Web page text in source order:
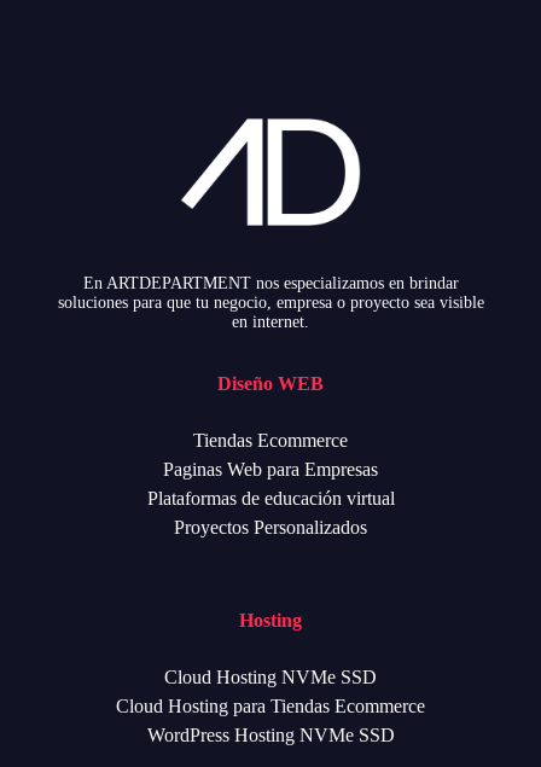
En ARTDEPARTMENT nos especializamos en brindar
soluciones para que tu negocio, empresa o proyecto sea visible
en internet.
Diseño WEB
Tiendas Ecommerce
Paginas Web para Empresas
Plataformas de educación virtual
Proyectos Personalizados
Hosting
Cloud Hosting NVMe SSD
Cloud Hosting para Tiendas Ecommerce
WordPress Hosting NVMe SSD